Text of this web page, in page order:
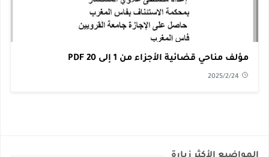
مؤلف مناحي قضائية الأجزاء من 1 إلى 20 PDF
2025/2/24